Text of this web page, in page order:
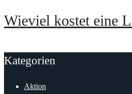
Wieviel kostet eine
Kategorien
Aktion